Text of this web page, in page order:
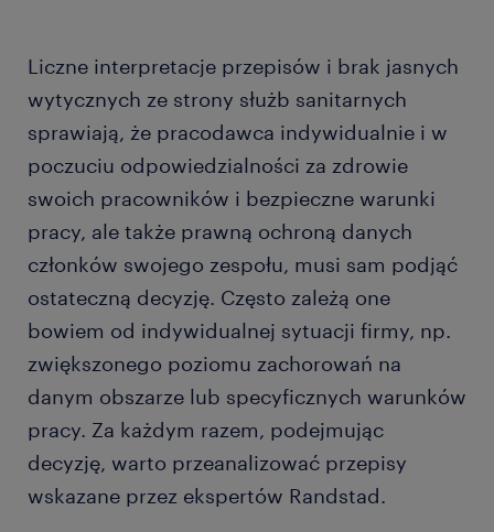
Liczne interpretacje przepisów i brak jasnych
wytycznych ze strony służb sanitarnych
sprawiają, że pracodawca indywidualnie i w
poczuciu odpowiedzialności za zdrowie
swoich pracowników i bezpieczne warunki
pracy, ale także prawną ochroną danych
członków swojego zespołu, musi sam podjąć
ostateczną decyzję. Często zależą one
bowiem od indywidualnej sytuacji firmy, np.
zwiększonego poziomu zachorowań na
danym obszarze lub specyficznych warunków
pracy. Za każdym razem, podejmując
decyzję, warto przeanalizować przepisy
wskazane przez ekspertów Randstad.